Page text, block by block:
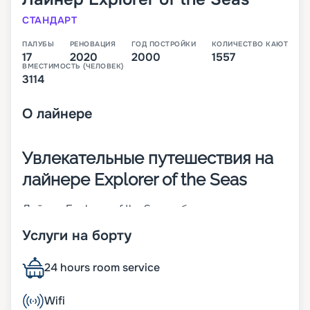
СТАНДАРТ
ПАЛУБЫ
17
РЕНОВАЦИЯ
2020
ГОД ПОСТРОЙКИ
2000
КОЛИЧЕСТВО КАЮТ
1557
ВМЕСТИМОСТЬ (ЧЕЛОВЕК)
3114
О лайнере
Увлекательные путешествия на
лайнере Explorer of the Seas
Лайнер Explorer of the Seas – большое судно
а уже через 15 лет подверглось реновации. На
островам, Средиземному морю и др. Основные
его характеристики:
• ширина – 48 м;
• длина – 311 м;
Услуги на борту
24 hours room service
Wifi